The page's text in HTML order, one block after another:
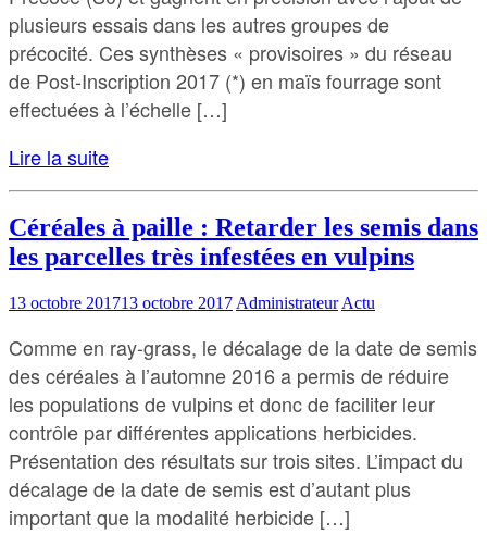
plusieurs essais dans les autres groupes de
précocité. Ces synthèses « provisoires » du réseau
de Post-Inscription 2017 (*) en maïs fourrage sont
effectuées à l’échelle […]
Lire la suite
Céréales à paille : Retarder les semis dans
les parcelles très infestées en vulpins
13 octobre 201713 octobre 2017 Administrateur Actu
Comme en ray-grass, le décalage de la date de semis
des céréales à l’automne 2016 a permis de réduire
les populations de vulpins et donc de faciliter leur
contrôle par différentes applications herbicides.
Présentation des résultats sur trois sites. L’impact du
décalage de la date de semis est d’autant plus
important que la modalité herbicide […]